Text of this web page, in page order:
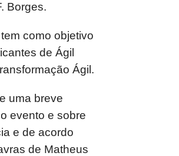
Borges.
como objetivo
de Ágil
Ágil.
uma breve
evento e sobre
e de acordo
de Matheus